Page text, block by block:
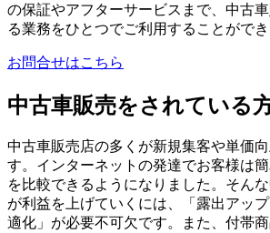
の保証やアフターサービスまで、中古
る業務をひとつでご利用することができ
お問合せはこちら
中古車販売をされている
中古車販売店の多くが新規集客や単価
す。インターネットの発達でお客様は
を比較できるようになりました。そん
が利益を上げていくには、「露出アッ
適化」が必要不可欠です。また、付帯